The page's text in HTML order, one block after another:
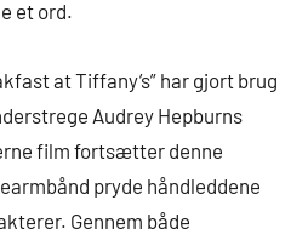
et ord.
at Tiffany’s” har gjort brug
Audrey Hepburns
film fortsætter denne
pryde håndleddene
Gennem både